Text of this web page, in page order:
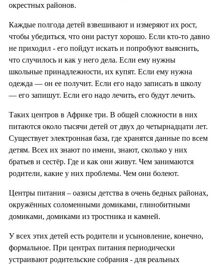
окрестных районов.
Каждые полгода детей взвешивают и измеряют их рост,
чтобы убедиться, что они растут хорошо. Если кто-то давно
не приходил - его пойдут искать и попробуют выяснить,
что случилось и как у него дела. Если ему нужны
школьные принадлежности, их купят. Если ему нужна
одежда — он ее получит. Если его надо записать в школу
— его запишут. Если его надо лечить, его будут лечить.
Таких центров в Африке три. В общей сложности в них
питаются около тысячи детей от двух до четырнадцати лет.
Существует электронная база, где хранятся данные по всем
детям. Всех их знают по имени, знают, сколько у них
братьев и сестёр. Где и как они живут. Чем занимаются
родители, какие у них проблемы. Чем они болеют.
Центры питания – оазисы детства в очень бедных районах,
окружённых соломенными домиками, глинобитными
домиками, домиками из тростника и камней.
У всех этих детей есть родители и усыновление, конечно,
формальное. При центрах питания периодически
устраивают родительские собрания - для реальных